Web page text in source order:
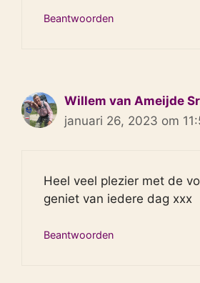
Beantwoorden
Willem van Ameijde
januari 26, 2023 om
Heel veel plezier met de
geniet van iedere dag xxx
Beantwoorden